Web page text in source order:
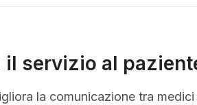
il servizio al
la comunicazione tra